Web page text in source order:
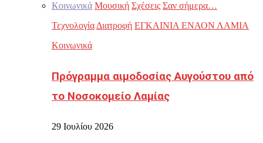
Κοινωνικά Μουσική Σχέσεις Σαν σήμερα…
Τεχνολογία Διατροφή ΕΓΚΑΙΝΙΑ ΕΝΑΟΝ ΛΑΜΙΑ
Κοινωνικά
Πρόγραμμα αιμοδοσίας Αυγούστου από
το Νοσοκομείο Λαμίας
29 Ιουλίου 2026